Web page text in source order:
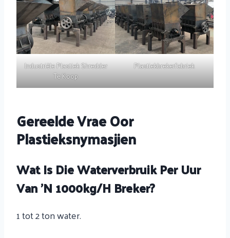
Industriële Plastiek Shredder
Te Koop
Plastiekbrekerfabriek
Gereelde Vrae Oor
Plastieksnymasjien
Wat Is Die Waterverbruik Per Uur
Van 'n 1000kg/h Breker?
1 tot 2 ton water.